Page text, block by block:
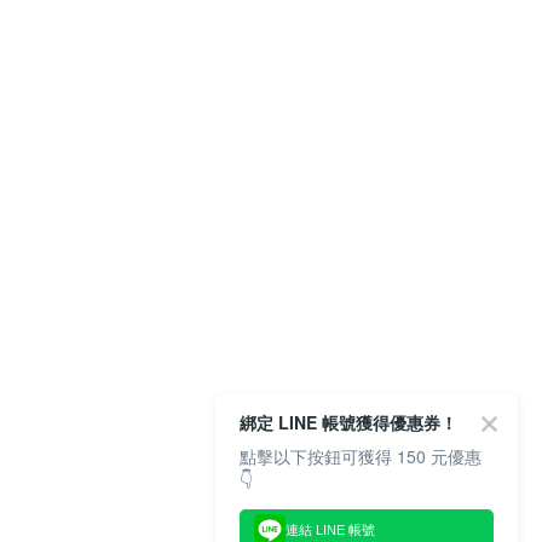
綁定 LINE 帳號獲得優惠券！
點擊以下按鈕可獲得 150 元優惠
👇
連結 LINE 帳號